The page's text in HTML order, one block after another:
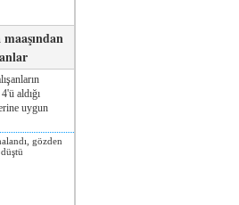
aldığı
uygun